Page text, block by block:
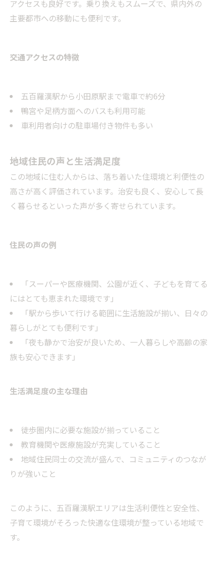
アクセスも良好です。乗り換えもスムーズで、県内外の
主要都市への移動にも便利です。
交通アクセスの特徴
五百羅漢駅から小田原駅まで電車で約6分
鴨宮や足柄方面へのバスも利用可能
車利用者向けの駐車場付き物件も多い
地域住民の声と生活満足度
この地域に住む人からは、落ち着いた住環境と利便性の
高さが高く評価されています。治安も良く、安心して長
く暮らせるといった声が多く寄せられています。
住民の声の例
「スーパーや医療機関、公園が近く、子どもを育てる
にはとても恵まれた環境です」
「駅から歩いて行ける範囲に生活施設が揃い、日々の
暮らしがとても便利です」
「夜も静かで治安が良いため、一人暮らしや高齢の家
族も安心できます」
生活満足度の主な理由
徒歩圏内に必要な施設が揃っていること
教育機関や医療施設が充実していること
地域住民同士の交流が盛んで、コミュニティのつなが
りが強いこと
このように、五百羅漢駅エリアは生活利便性と安全性、
子育て環境がそろった快適な住環境が整っている地域で
す。